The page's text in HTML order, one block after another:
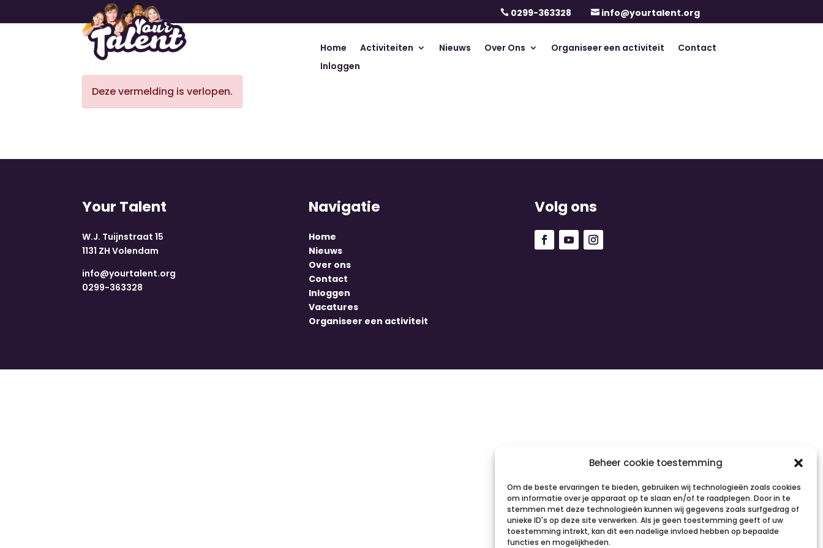
Beheer cookie toestemming
Om de beste ervaringen te bieden, gebruiken wij technologieën zoals cookies
om informatie over je apparaat op te slaan en/of te raadplegen. Door in te
stemmen met deze technologieën kunnen wij gegevens zoals surfgedrag of
unieke ID's op deze site verwerken. Als je geen toestemming geeft of uw
toestemming intrekt, kan dit een nadelige invloed hebben op bepaalde
functies en mogelijkheden.
 0299-363328  info@yourtalent.org
Home Activiteiten Nieuws Over Ons Organiseer een activiteit
Contact
Inloggen
Deze vermelding is verlopen.
Your Talent
W.J. Tuijnstraat 15
1131 ZH Volendam
info@yourtalent.org
0299-363328
Navigatie
Home
Nieuws
Over ons
Contact
Inloggen
Vacatures
Organiseer een activiteit
Volg ons